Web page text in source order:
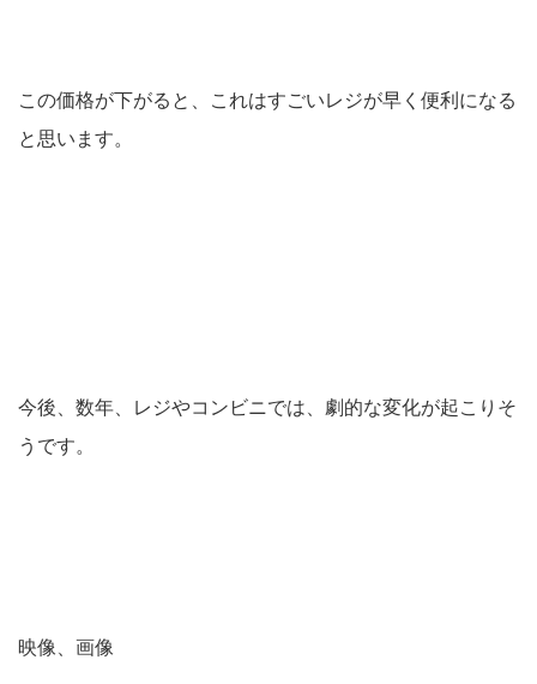
この価格が下がると、これはすごいレジが早く便利になる
と思います。
今後、数年、レジやコンビニでは、劇的な変化が起こりそ
うです。
映像、画像